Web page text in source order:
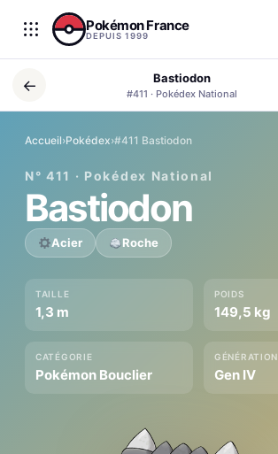
Aller au contenu
Pokémon France
DEPUIS 1999
← Bastiodon
#411 · Pokédex National
Accueil›Pokédex›#411 Bastiodon
N° 411 · Pokédex National
Bastiodon
Acier Roche
TAILLE
1,3 m
POIDS
149,5 kg
CATÉGORIE
Pokémon Bouclier
GÉNÉRATION
Gen IV